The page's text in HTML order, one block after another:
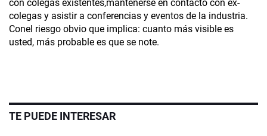
con colegas existentes,mantenerse en contacto con ex-
colegas y asistir a conferencias y eventos de la industria.
Conel riesgo obvio que implica: cuanto más visible es
usted, más probable es que se note.
TE PUEDE INTERESAR